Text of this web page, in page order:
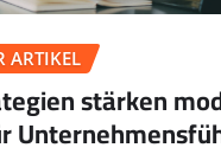
ARTIKEL
stärken